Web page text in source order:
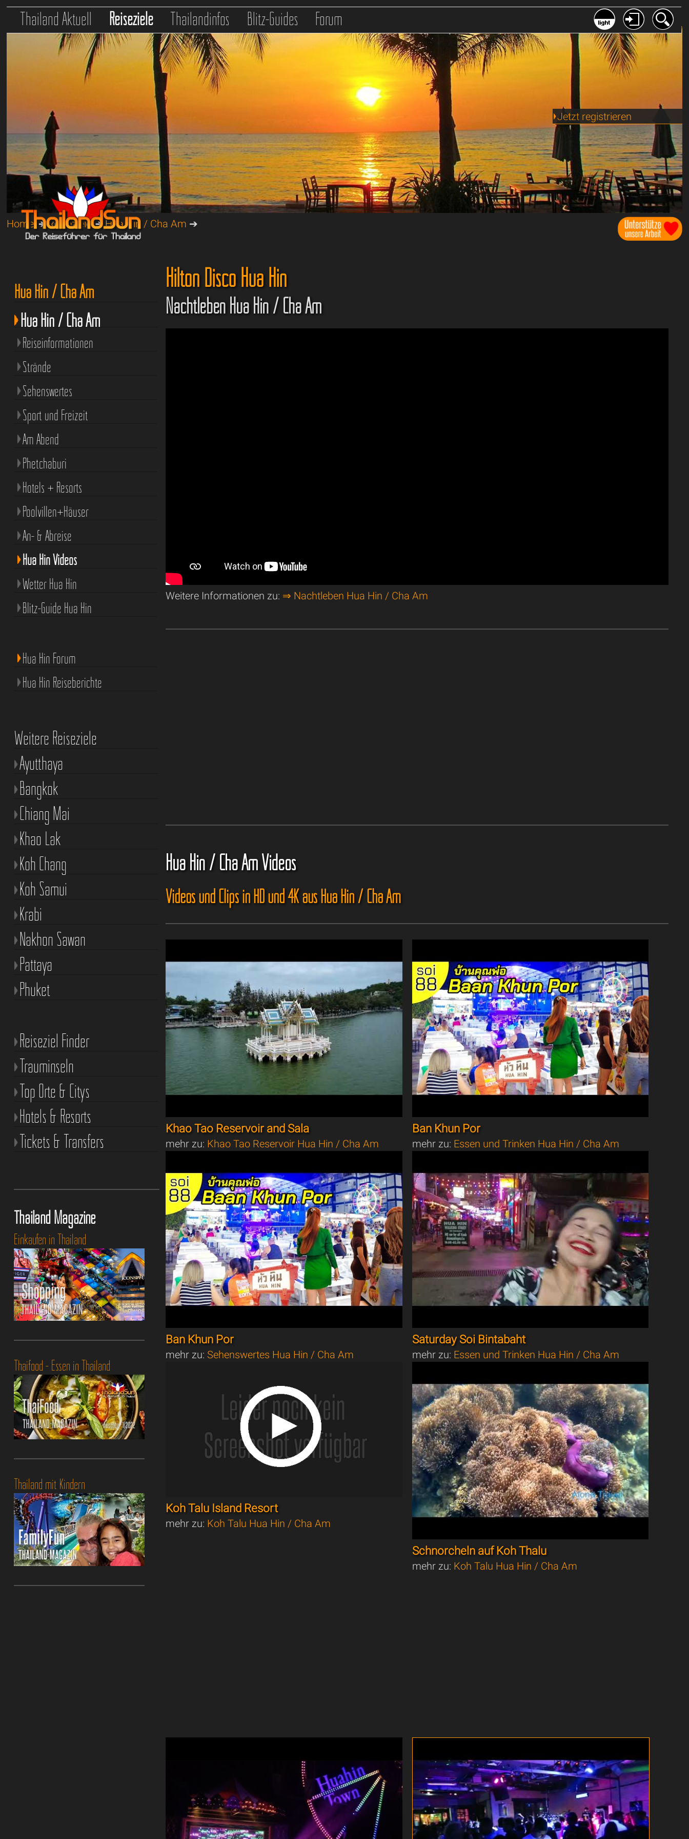
Thailand Aktuell Reiseziele Thailandinfos Blitz-Guides Forum
Jetzt registrieren
Home➔Reiseziele➔Hua Hin / Cha Am ➔
Hilton Disco Hua Hin
Nachtleben Hua Hin / Cha Am
Weitere Informationen zu: ⇒ Nachtleben Hua Hin / Cha Am
Hua Hin / Cha Am Videos
Videos und Clips in HD und 4K aus Hua Hin / Cha Am
Khao Tao Reservoir and Sala
mehr zu: Khao Tao Reservoir Hua Hin / Cha Am
Ban Khun Por
mehr zu: Essen und Trinken Hua Hin / Cha Am
Ban Khun Por
mehr zu: Sehenswertes Hua Hin / Cha Am
Saturday Soi Bintabaht
mehr zu: Essen und Trinken Hua Hin / Cha Am
Koh Talu Island Resort
mehr zu: Koh Talu Hua Hin / Cha Am
Schnorcheln auf Koh Thalu
mehr zu: Koh Talu Hua Hin / Cha Am
Hua Hin / Cha Am
Hua Hin / Cha Am
Reiseinformationen
Strände
Sehenswertes
Sport und Freizeit
Am Abend
Phetchaburi
Hotels + Resorts
Poolvillen+Häuser
An- & Abreise
Hua Hin Videos
Wetter Hua Hin
Blitz-Guide Hua Hin
Hua Hin Forum
Hua Hin Reiseberichte
Weitere Reiseziele
Ayutthaya
Bangkok
Chiang Mai
Khao Lak
Koh Chang
Koh Samui
Krabi
Nakhon Sawan
Pattaya
Phuket
Reiseziel Finder
Trauminseln
Top Orte & Citys
Hotels & Resorts
Tickets & Transfers
Thailand Magazine
Einkaufen in Thailand
Thaifood - Essen in Thailand
Thailand mit Kindern